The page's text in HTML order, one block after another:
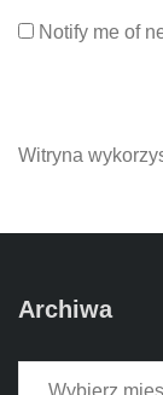
Notify me of
Witryna
Archiwa